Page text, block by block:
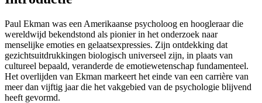
Paul Ekman was een Amerikaanse psycholoog en hoogleraar die
wereldwijd bekendstond als pionier in het onderzoek naar
menselijke emoties en gelaatsexpressies. Zijn ontdekking dat
gezichtsuitdrukkingen biologisch universeel zijn, in plaats van
cultureel bepaald, veranderde de emotiewetenschap fundamenteel.
Het overlijden van Ekman markeert het einde van een carrière van
meer dan vijftig jaar die het vakgebied van de psychologie blijvend
heeft gevormd.